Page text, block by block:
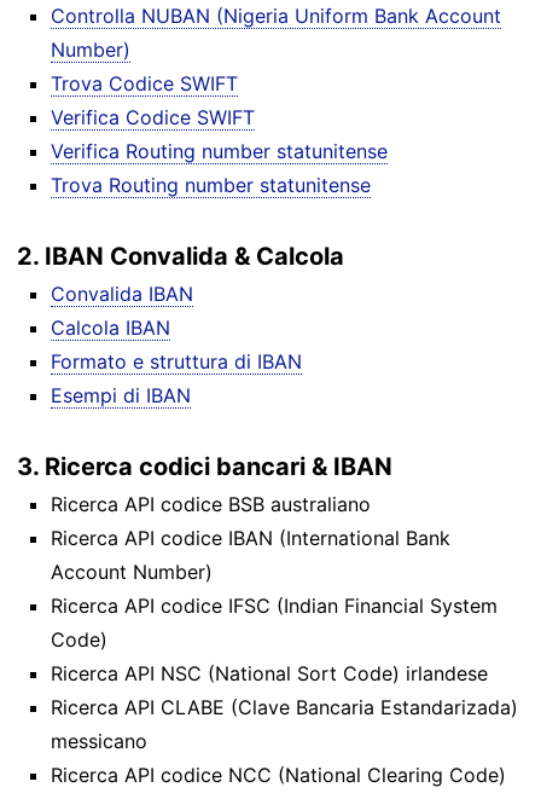
Controlla NUBAN (Nigeria Uniform Bank Account
Number)
Trova Codice SWIFT
Verifica Codice SWIFT
Verifica Routing number statunitense
Trova Routing number statunitense
2. IBAN Convalida & Calcola
Convalida IBAN
Calcola IBAN
Formato e struttura di IBAN
Esempi di IBAN
3. Ricerca codici bancari & IBAN
Ricerca API codice BSB australiano
Ricerca API codice IBAN (International Bank
Account Number)
Ricerca API codice IFSC (Indian Financial System
Code)
Ricerca API NSC (National Sort Code) irlandese
Ricerca API CLABE (Clave Bancaria Estandarizada)
messicano
Ricerca API codice NCC (National Clearing Code)